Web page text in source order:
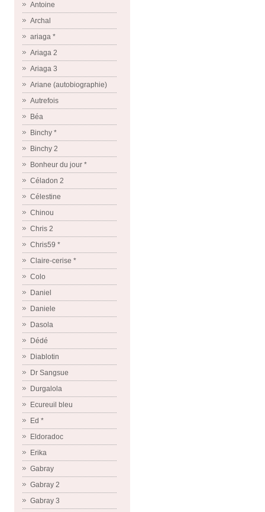
Antoine
Archal
ariaga *
Ariaga 2
Ariaga 3
Ariane (autobiographie)
Autrefois
Béa
Binchy *
Binchy 2
Bonheur du jour *
Céladon 2
Célestine
Chinou
Chris 2
Chris59 *
Claire-cerise *
Colo
Daniel
Daniele
Dasola
Dédé
Diablotin
Dr Sangsue
Durgalola
Ecureuil bleu
Ed *
Eldoradoc
Erika
Gabray
Gabray 2
Gabray 3